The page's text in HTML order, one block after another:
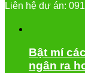
Liên hệ dự án:
Bật mí
ngân ra